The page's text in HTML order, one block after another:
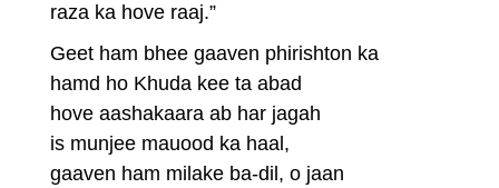
raza ka hove raaj.”
Geet ham bhee gaaven phirishton ka
hamd ho Khuda kee ta abad
hove aashakaara ab har jagah
is munjee mauood ka haal,
gaaven ham milake ba-dil, o jaan